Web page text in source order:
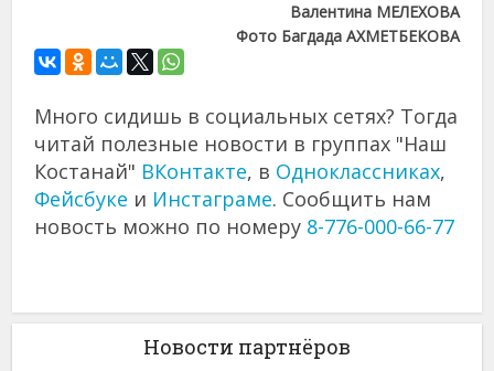
Валентина МЕЛЕХОВА
Фото Багдада АХМЕТБЕКОВА
Много сидишь в социальных сетях? Тогда
читай полезные новости в группах "Наш
Костанай" ВКонтакте, в Одноклассниках,
Фейсбуке и Инстаграме. Сообщить нам
новость можно по номеру 8-776-000-66-77
Новости партнёров